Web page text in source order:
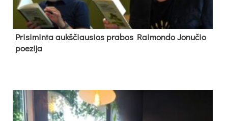
Pri­si­min­ta aukš­čiau­sios pra­bos Rai­mon­do Jo­nu­čio
poe­zi­ja